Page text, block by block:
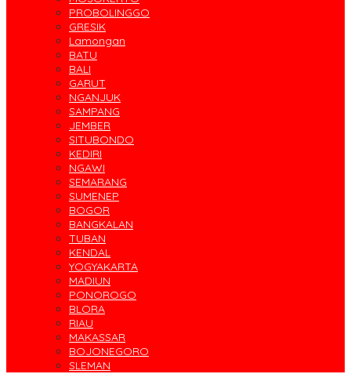
PROBOLINGGO
GRESIK
Lamongan
BATU
BALI
GARUT
NGANJUK
SAMPANG
JEMBER
SITUBONDO
KEDIRI
NGAWI
SEMARANG
SUMENEP
BOGOR
BANGKALAN
TUBAN
KENDAL
YOGYAKARTA
MADIUN
PONOROGO
BLORA
RIAU
MAKASSAR
BOJONEGORO
SLEMAN